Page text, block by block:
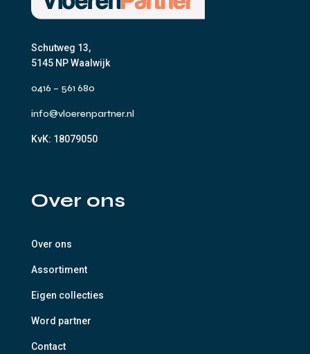
Schutweg 13,
5145 NP Waalwijk
0416 – 561 680
info@vloerenpartner.nl
KvK: 18079050
Over ons
Over ons
Assortiment
Eigen collecties
Word partner
Contact